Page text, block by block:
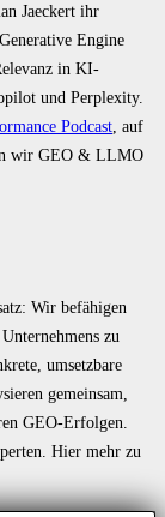
Jaeckert ihr
Engine
in KI-
und Perplexity.
Podcast , auf
wir GEO & LLMO
Wir befähigen
zu
umsetzbare
gemeinsam,
GEO-Erfolgen.
Hier mehr zu